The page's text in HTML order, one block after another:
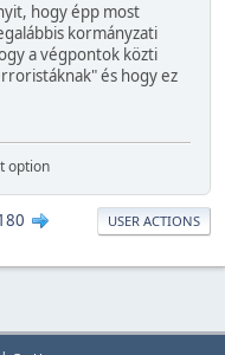
hogy épp most
kormányzati
a végpontok közti
és hogy ez
option
USER ACTIONS